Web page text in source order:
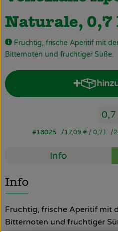
Getränke
Drogerie
So geht’s
Naturale, 0,7
Fruchtig, frische Aperitif mit
Bitternoten und fruchtiger Süße.
0,7
#18025 17,09 € / 0,7 l
Info
Info
Fruchtig, frische Aperitif mit
Bitternoten und fruchtiger